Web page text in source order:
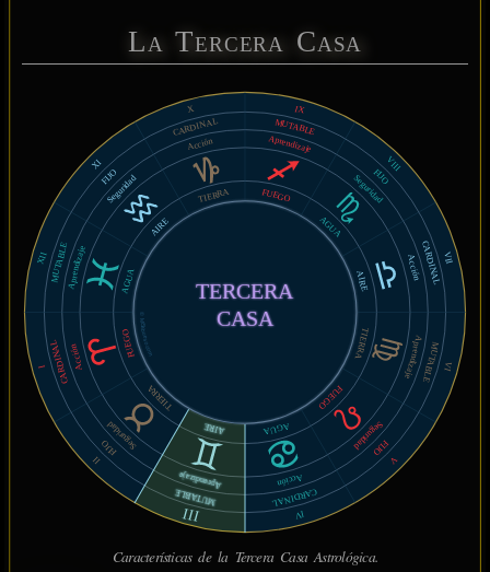
La Tercera Casa
© MiSabueso.com
I
II
III IV
V
VI
VII
VIII
IX
X
XI
XII
TIERRA
AIRE
AGUA
FUEGO
TIERRA
AIRE AGUA
FUEGO
TIERRA
AIRE
AGUA
FUEGO
CARDINAL
FIJO
MUTABLE
CARDINAL
FIJO
MUTABLE CARDINAL
FIJO
MUTABLE
CARDINAL
FIJO
MUTABLE
Acción
Seguridad
Aprendizaje
Acción
Seguridad
Aprendizaje Acción
Seguridad
Aprendizaje
Acción
Seguridad
Aprendizaje
TERCERA
CASA
Características de la Tercera Casa Astrológica.